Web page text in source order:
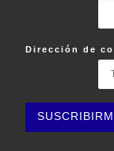
Dirección de